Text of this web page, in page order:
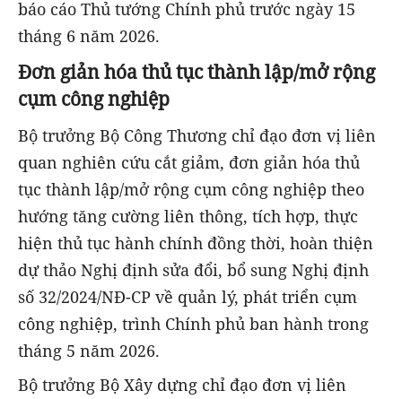
báo cáo Thủ tướng Chính phủ trước ngày 15
tháng 6 năm 2026.
Đơn giản hóa thủ tục thành lập/mở rộng
cụm công nghiệp
Bộ trưởng Bộ Công Thương chỉ đạo đơn vị liên
quan nghiên cứu cắt giảm, đơn giản hóa thủ
tục thành lập/mở rộng cụm công nghiệp theo
hướng tăng cường liên thông, tích hợp, thực
hiện thủ tục hành chính đồng thời, hoàn thiện
dự thảo Nghị định sửa đổi, bổ sung Nghị định
số 32/2024/NĐ-CP về quản lý, phát triển cụm
công nghiệp, trình Chính phủ ban hành trong
tháng 5 năm 2026.
Bộ trưởng Bộ Xây dựng chỉ đạo đơn vị liên